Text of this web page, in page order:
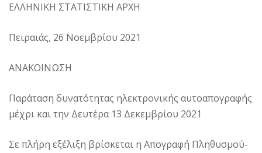
ΕΛΛΗΝΙΚΗ ΣΤΑΤΙΣΤΙΚΗ ΑΡΧΗ
Πειραιάς, 26 Νοεμβρίου 2021
ΑΝΑΚΟΙΝΩΣΗ
Παράταση δυνατότητας ηλεκτρονικής αυτοαπογραφής
μέχρι και την Δευτέρα 13 Δεκεμβρίου 2021
Σε πλήρη εξέλιξη βρίσκεται η Απογραφή Πληθυσμού-